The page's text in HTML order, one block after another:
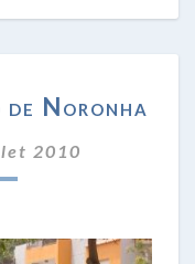
de Noronha
2010